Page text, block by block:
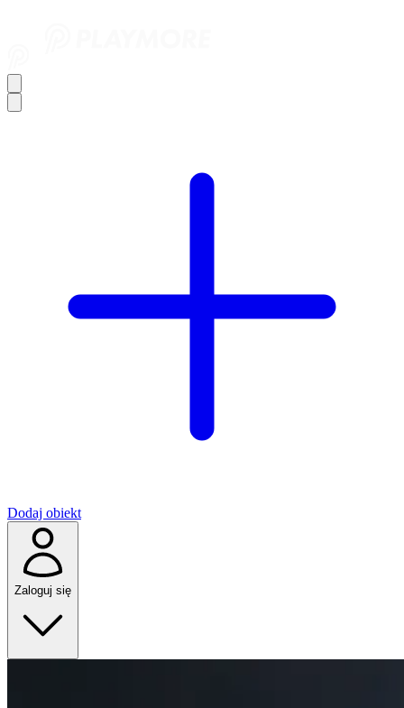
Dodaj obiekt
Zaloguj się